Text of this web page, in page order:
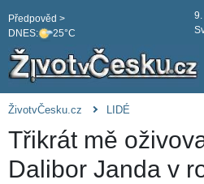
DNES: 25°C
Předpověd >
ŽivotvČesku.cz LIDÉ
Třikrát mě
Dalibor Janda v